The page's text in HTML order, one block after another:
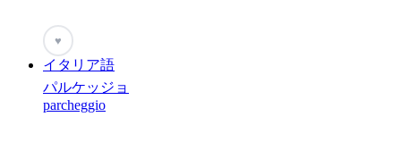
♥
イタリア語
パルケッジョ
parcheggio